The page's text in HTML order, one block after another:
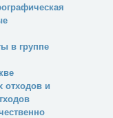
в группе
отходов и